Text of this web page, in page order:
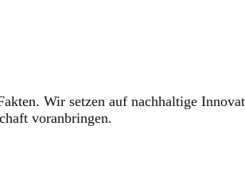
Wir setzen auf nachhaltige
voranbringen.